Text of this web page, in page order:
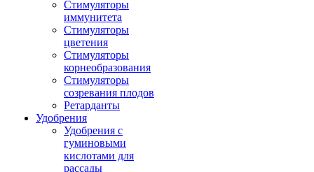
Стимуляторы
иммунитета
Стимуляторы
цветения
Стимуляторы
корнеобразования
Стимуляторы
созревания плодов
Ретарданты
Удобрения
Удобрения с
гуминовыми
кислотами для
рассады